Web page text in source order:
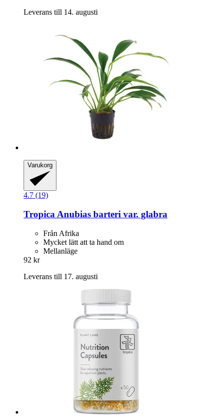
Leverans till 14. augusti
Varukorg
4.7 (19)
Tropica Anubias barteri var. glabra
Från Afrika
Mycket lätt att ta hand om
Mellanläge
92 kr
Leverans till 17. augusti